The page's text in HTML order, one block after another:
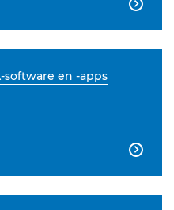

software en -apps
